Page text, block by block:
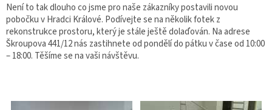
Není to tak dlouho co jsme pro naše zákazníky postavili novou
pobočku v Hradci Králové. Podívejte se na několik fotek z
rekonstrukce prostoru, který je stále ještě dolaďován. Na adrese
Škroupova 441/12 nás zastihnete od pondělí do pátku v čase od 10:00
– 18:00. Těšíme se na vaši návštěvu.